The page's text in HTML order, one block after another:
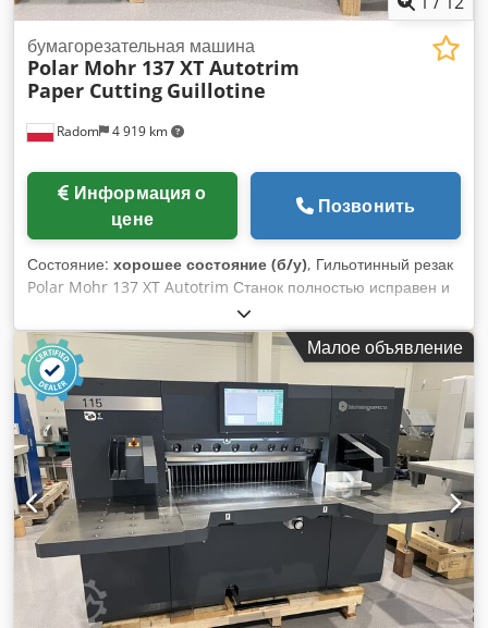
Radom 4 919 km
бумагорезательная машина
Polar Mohr 137 XT Autotrim
Paper Cutting Guillotine
цене
Позвонить
Состояние: хорошее состояние (б/у), Гильотинный резак
Polar Mohr 137 XT Autotrim Станок полностью исправен и
находится в очень хорошем состоянии. Проверен и готов к
работе. Это самый известный и уважаемый бренд
гильотинных резаков, флагманский продукт. Технические
характеристики: Ширина реза: 1370 мм Высота стопки
бумаги: 165 мм Программируемый контроллер с
сенсорным дисплеем Autotrim – раздельная передняя
столешница для удаления обрезков В комплекте
оригинальная стальная корзина. Регулировка положения
прижимной планки с панели управления станка.
Dedpfjzlakdox An Heck Пневматический нож для удаления
мелкого мусора с лезвия Пневматическая столешница
Фотодатчики Хромированная поверхность столешницы
Шарико-винтовой привод задней прижимной планки
Сервопривод для управления прижимной планкой,
Малое объявление